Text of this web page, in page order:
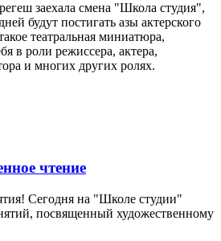
заехала смена "Школа студия",
будут постигать азы актерского
театральная миниатюра,
в роли режиссера, актера,
и многих других ролях.
чтение
Сегодня на "Школе студии"
посвященный художественному